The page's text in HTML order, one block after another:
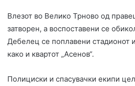
Влезот во Велико Трново од
затворен, а воспоставени се
Дебелец се поплавени стадионот
како и квартот „Асенов“.
Полициски и спасувачки екипи